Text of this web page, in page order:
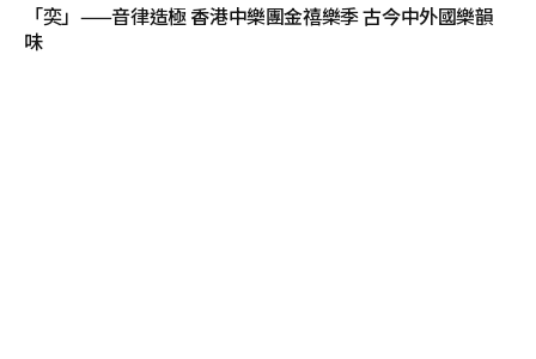
「奕」——音律造極 香港中樂團金禧樂季 古今中外國樂韻
味